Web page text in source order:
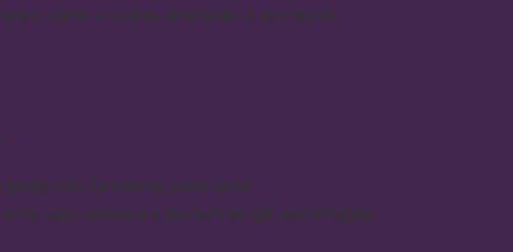
como a rotina, ambiente e estresse.
não funcionar para outra.
são comuns e podem exigir estratégias